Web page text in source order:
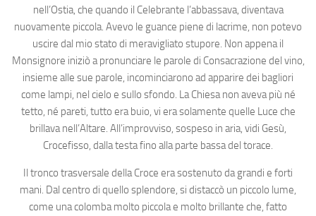
nell’Ostia, che quando il Celebrante l’abbassava, diventava
nuovamente piccola. Avevo le guance piene di lacrime, non potevo
uscire dal mio stato di meravigliato stupore. Non appena il
Monsignore iniziò a pronunciare le parole di Consacrazione del vino,
insieme alle sue parole, incominciarono ad apparire dei bagliori
come lampi, nel cielo e sullo sfondo. La Chiesa non aveva più né
tetto, né pareti, tutto era buio, vi era solamente quelle Luce che
brillava nell’Altare. All’improvviso, sospeso in aria, vidi Gesù,
Crocefisso, dalla testa fino alla parte bassa del torace.
Il tronco trasversale della Croce era sostenuto da grandi e forti
mani. Dal centro di quello splendore, si distaccò un piccolo lume,
come una colomba molto piccola e molto brillante che, fatto